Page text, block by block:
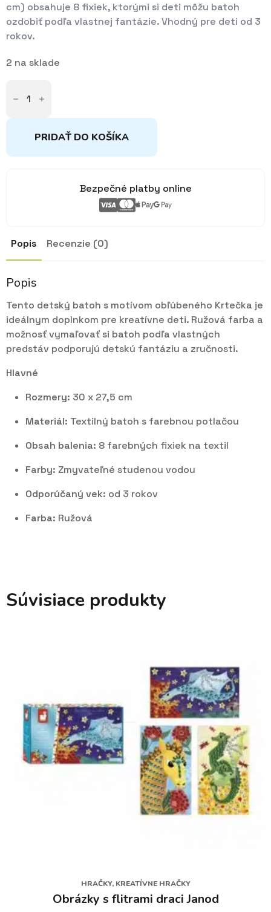
cm) obsahuje 8 fixiek, ktorými si deti môžu batoh
ozdobiť podľa vlastnej fantázie. Vhodný pre deti od 3
rokov.
2 na sklade
Batoh
Krtko
ružový
fixiek
PRIDAŤ DO KOŠÍKA
Bezpečné platby online
Popis Recenzie (0)
Popis
Tento detský batoh s motívom obľúbeného Krtečka je
ideálnym doplnkom pre kreatívne deti. Ružová farba a
možnosť vymaľovať si batoh podľa vlastných
predstáv podporujú detskú fantáziu a zručnosti.
Hlavné
Rozmery: 30 x 27,5 cm
Materiál: Textilný batoh s farebnou potlačou
Obsah balenia: 8 farebných fixiek na textil
Farby: Zmyvateľné studenou vodou
Odporúčaný vek: od 3 rokov
Farba: Ružová
Súvisiace produkty
HRAČKY, KREATÍVNE HRAČKY
Obrázky s flitrami draci Janod